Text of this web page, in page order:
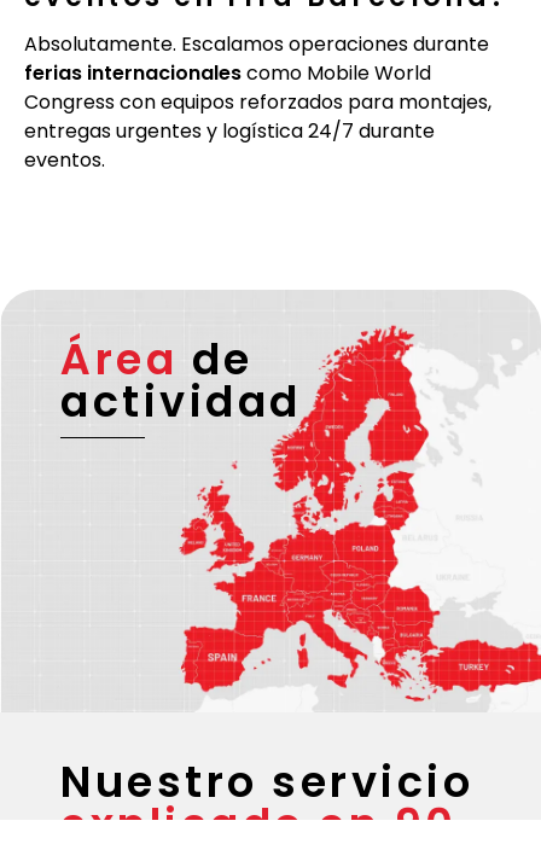
Absolutamente. Escalamos operaciones durante
ferias internacionalescomo Mobile World
Congress con equipos reforzados para montajes,
entregas urgentes y logística 24/7 durante
eventos.
Área de
actividad
Nuestro servicio
explicado en 90